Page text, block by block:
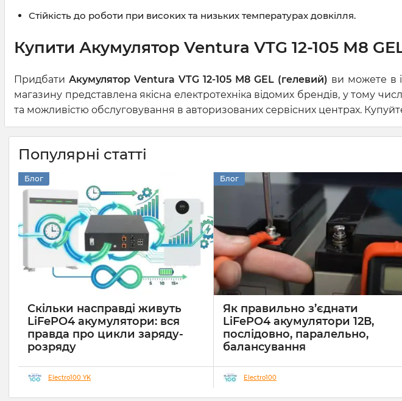
Стійкість до роботи при високих та низьких температурах довкілля.
Купити Акумулятор Ventura VTG 12-105 М8
Придбати Акумулятор Ventura VTG 12-105 М8 GEL (гелевий) ви можете в
магазину представлена якісна електротехніка відомих брендів, у тому
та можливістю обслуговування в авторизованих сервісних центрах.
Популярні статті
Блог
Скільки насправді живуть
LiFePO4 акумулятори: вся
правда про цикли заряду-
розряду
05 02 2026 0
7 хвилин
Electro100 YK
Блог
Як правильно з’єднати
LiFePO4 акумулятори 12В,
послідовно, паралельно,
балансування
10 06 2025 5
Сучасні системи резервного живлення та
Electro100